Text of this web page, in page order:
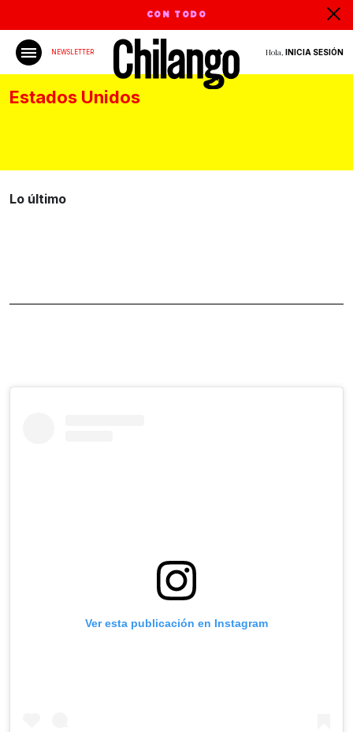
CON TODO
NEWSLETTER Hola, INICIA SESIÓN
Estados Unidos
Lo último
Ver esta publicación en Instagram